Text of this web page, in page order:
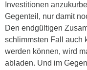
Investitionen
Gegenteil, nur damit
Den endgültigen
schlimmsten Fall auch
werden können, wird
abladen. Und im